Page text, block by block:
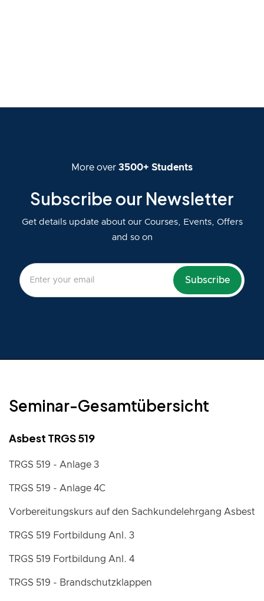
More over 3500+ Students
Subscribe our Newsletter
Get details update about our Courses, Events, Offers
and so on
Seminar-Gesamtübersicht
Asbest TRGS 519
TRGS 519 - Anlage 3
TRGS 519 - Anlage 4C
Vorbereitungskurs auf den Sachkundelehrgang Asbest
TRGS 519 Fortbildung Anl. 3
TRGS 519 Fortbildung Anl. 4
TRGS 519 - Brandschutzklappen